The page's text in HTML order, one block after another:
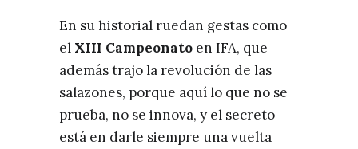
En su historial ruedan gestas como
el XIII Campeonato en IFA, que
además trajo la revolución de las
salazones, porque aquí lo que no se
prueba, no se innova, y el secreto
está en darle siempre una vuelta